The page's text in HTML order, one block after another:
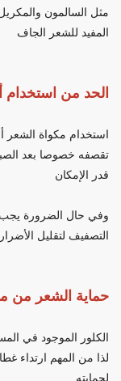
مثل السالمون
المفيد للشعر الجاف
الحد من استخدام
استخدام مكواة
تقصفه خصوصا بعد
قدر الإمكان
وفي حال الضرورة
التصفيف لتقليل
حماية الشعر من
الكلور الموجود في
لذا من المهم ارتداء
لحمايته